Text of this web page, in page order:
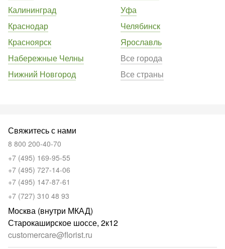
Калининград
Краснодар
Красноярск
Набережные Челны
Нижний Новгород
Уфа
Челябинск
Ярославль
Все города
Все страны
Свяжитесь с нами
8 800 200-40-70
+7 (495) 169-95-55
+7 (495) 727-14-06
+7 (495) 147-87-61
+7 (727) 310 48 93
Москва (внутри МКАД)
Старокаширское шоссе, 2к12
customercare@florist.ru